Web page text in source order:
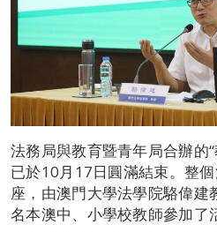
法務局與教育暨青年局合辦的
已於10月17日圓滿結束。整
座，由澳門大學法學院駱偉建
名本澳中、小學校教師參加了